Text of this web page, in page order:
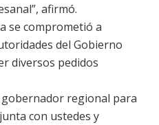
afirmó.
se comprometió a
del Gobierno
diversos pedidos
gobernador regional para
con ustedes y